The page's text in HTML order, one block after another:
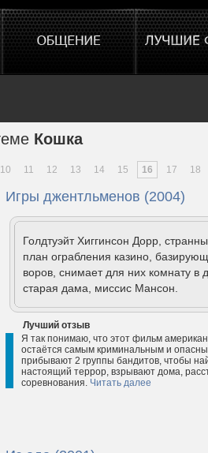
Кошка
10 11 12 13 14 15 16 17 18
Игры джентльменов (2004)
Голдтуэйт Хиггинсон Дорр,
план ограбления казино,
воров, снимает для них комнату в
старая дама, миссис Мансон.
Лучший отзыв
Я так понимаю, что этот фильм
остаётся самым криминальным и
прибывают 2 группы бандитов, чтобы
настоящий террор, взрывают дома,
соревнования. Читать далее